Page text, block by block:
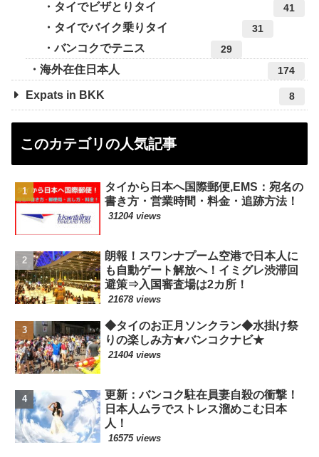
タイでビザとりタイ 41
タイでバイク乗りタイ 31
バンコクでテニス 29
海外在住日本人 174
Expats in BKK 8
このカテゴリの人気記事
タイから日本へ国際郵便,EMS：宛名の
書き方・営業時間・料金・追跡方法！
31204 views
朗報！スワンナプーム空港で日本人に
も自動ゲート解放へ！イミグレ渋滞回
避策⇒入国審査場は2カ所！
21678 views
◆タイのお正月ソンクラン◆水掛け祭
りの楽しみ方★バンコクナビ★
21404 views
更新：バンコク駐在員妻自殺の衝撃！
日本人ムラでストレス溜めこむ日本
人！
16575 views